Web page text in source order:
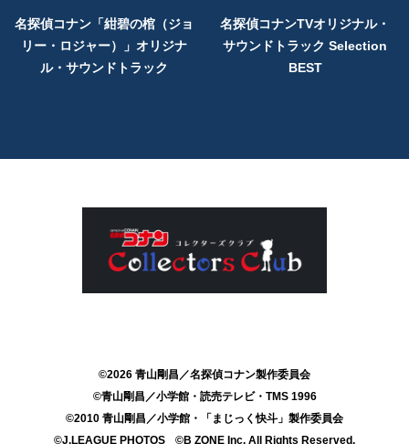
名探偵コナン「紺碧の棺（ジョ
リー・ロジャー）」オリジナ
ル・サウンドトラック
名探偵コナンTVオリジナル・
サウンドトラック Selection
BEST
©2026 青山剛昌／名探偵コナン製作委員会
©青山剛昌／小学館・読売テレビ・TMS 1996
©2010 青山剛昌／小学館・「まじっく快斗」製作委員会
©J.LEAGUE PHOTOS
©B ZONE Inc. All Rights Reserved.